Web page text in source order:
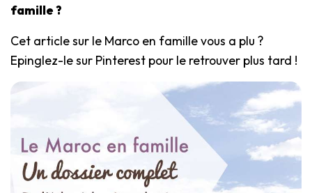
famille ?
Cet article sur le Marco en famille vous a plu ?
Epinglez-le sur Pinterest pour le retrouver plus tard !